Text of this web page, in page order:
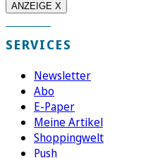
ANZEIGE X
SERVICES
Newsletter
Abo
E-Paper
Meine Artikel
Shoppingwelt
Push